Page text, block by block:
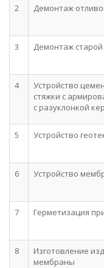
2 Демонтаж
3 Демонтаж старой
4
Устройство
стяжки с
с разуклонкой
5 Устройство
6 Устройство
7 Герметизация
8
Изготовление
мембраны